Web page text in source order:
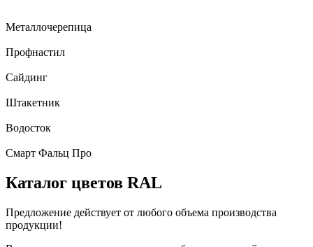
Металлочерепица
Профнастил
Сайдинг
Штакетник
Водосток
Смарт Фальц Про
Каталог цветов RAL
Предложение действует от любого объема производства
продукции!